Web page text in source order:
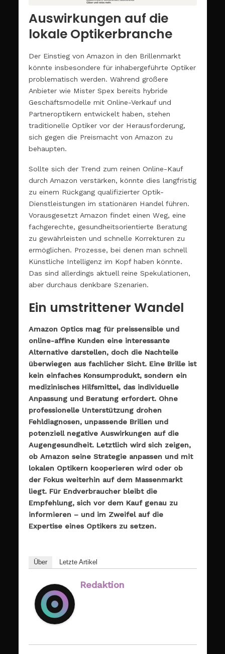
Auswirkungen auf die
lokale Optikerbranche
Der Einstieg von Amazon in den Brillenmarkt
könnte insbesondere für inhabergeführte Optiker
problematisch werden. Während größere
Anbieter wie Mister Spex bereits hybride
Geschäftsmodelle mit Online-Verkauf und
Partneroptikern entwickelt haben, stehen
traditionelle Optiker vor der Herausforderung,
sich gegen die Preismacht von Amazon zu
behaupten.
Sollte sich der Trend zum reinen Online-Kauf
durch Amazon verstärken, könnte dies langfristig
zu einem Rückgang qualifizierter Optik-
Dienstleistungen im stationären Handel führen.
Vorausgesetzt Amazon findet einen Weg, eine
fachgerechte, gesundheitsorientierte Beratung
zu gewährleisten und schnelle Korrekturen zu
ermöglichen. Prozesse, bei denen man schnell
Künstliche Intelligenz im Kopf haben könnte.
Das sind allerdings aktuell reine Spekulationen,
aber durchaus denkbare Szenarien.
Ein umstrittener Wandel
Amazon Optics mag für preissensible und
online-affine Kunden eine interessante
Alternative darstellen, doch die Nachteile
überwiegen aus fachlicher Sicht. Eine Brille ist
kein einfaches Konsumprodukt, sondern ein
medizinisches Hilfsmittel, das individuelle
Anpassung und Beratung erfordert. Ohne
professionelle Unterstützung drohen
Fehldiagnosen, unpassende Brillen und
potenziell negative Auswirkungen auf die
Augengesundheit. Letztlich wird sich zeigen,
ob Amazon seine Strategie anpassen und mit
lokalen Optikern kooperieren wird oder ob
der Fokus weiterhin auf dem Massenmarkt
liegt. Für Endverbraucher bleibt die
Empfehlung, sich vor dem Kauf genau zu
informieren – und im Zweifel auf die
Expertise eines Optikers zu setzen.
Über Letzte Artikel
Redaktion